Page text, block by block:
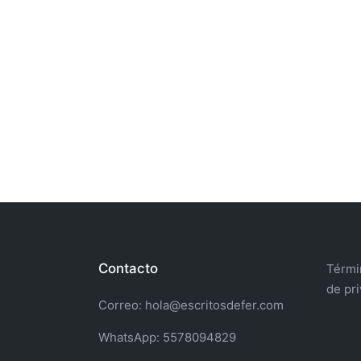
Contacto
Correo: hola@escritosdefer.com
WhatsApp: 5578094829
de